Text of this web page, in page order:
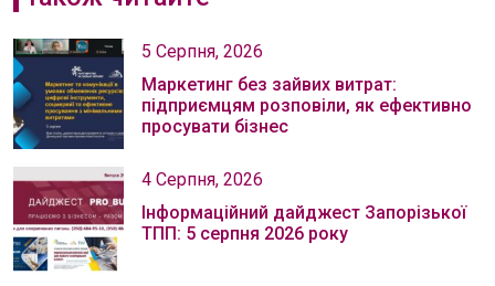
5 Серпня, 2026
Маркетинг без зайвих витрат:
підприємцям розповіли, як ефективно
просувати бізнес
4 Серпня, 2026
Інформаційний дайджест Запорізької
ТПП: 5 серпня 2026 року